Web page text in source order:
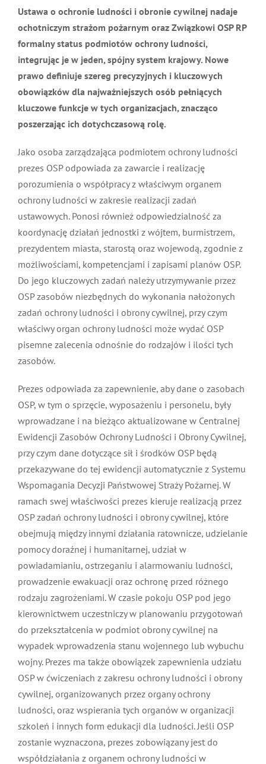
Symbole
Media
MDP i DDP
PNWM
Kultura
Sport
Floriany
Historia
Projekty
System OSP
Forum
Poradnik
100-lecie
Ustawa o ochronie ludności i obronie cywilnej nadaje
ochotniczym strażom pożarnym oraz Związkowi OSP
RP formalny status podmiotów ochrony ludności,
integrując je w jeden, spójny system krajowy. Nowe
prawo definiuje szereg precyzyjnych i kluczowych
obowiązków dla najważniejszych osób pełniących
kluczowe funkcje w tych organizacjach, znacząco
poszerzając ich dotychczasową rolę.
Jako osoba zarządzająca podmiotem ochrony ludności
prezes OSP odpowiada za zawarcie i realizację
porozumienia o współpracy z właściwym organem
ochrony ludności w zakresie realizacji zadań
ustawowych. Ponosi również odpowiedzialność za
koordynację działań jednostki z wójtem, burmistrzem,
prezydentem miasta, starostą oraz wojewodą, zgodnie
z możliwościami, kompetencjami i zapisami planów
OSP. Do jego kluczowych zadań należy utrzymywanie
przez OSP zasobów niezbędnych do wykonania
nałożonych zadań ochrony ludności i obrony cywilnej,
przy czym właściwy organ ochrony ludności może
wydać OSP pisemne zalecenia odnośnie do rodzajów i
ilości tych zasobów.
Prezes odpowiada za zapewnienie, aby dane o
zasobach OSP, w tym o sprzęcie, wyposażeniu i
personelu, były wprowadzane i na bieżąco
aktualizowane w Centralnej Ewidencji Zasobów
Ochrony Ludności i Obrony Cywilnej, przy czym dane
dotyczące sił i środków OSP będą przekazywane do tej
ewidencji automatycznie z Systemu Wspomagania
Decyzji Państwowej Straży Pożarnej. W ramach swej
właściwości prezes kieruje realizacją przez OSP zadań
ochrony ludności i obrony cywilnej, które obejmują
między innymi działania ratownicze, udzielanie
pomocy doraźnej i humanitarnej, udział w
powiadamianiu, ostrzeganiu i alarmowaniu ludności,
prowadzenie ewakuacji oraz ochronę przed różnego
rodzaju zagrożeniami. W czasie pokoju OSP pod jego
kierownictwem uczestniczy w planowaniu
przygotowań do przekształcenia w podmiot obrony
cywilnej na wypadek wprowadzenia stanu wojennego
lub wybuchu wojny. Prezes ma także obowiązek
zapewnienia udziału OSP w ćwiczeniach z zakresu
ochrony ludności i obrony cywilnej, organizowanych
przez organy ochrony ludności, oraz wspierania tych
organów w organizacji szkoleń i innych form edukacji
dla ludności. Jeśli OSP zostanie wyznaczona, prezes